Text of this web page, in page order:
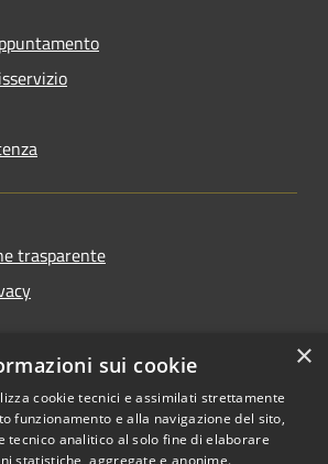
trasparente
accessibilità
×
sui cookie
cookie tecnici e assimilati strettamente
funzionamento e alla navigazione del sito,
tecnico analitico al solo fine di elaborare
statistiche, aggregate e anonime.